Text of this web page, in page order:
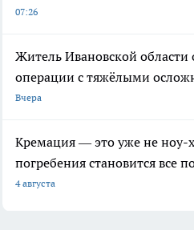
07:26
Житель Ивановской области
операции с тяжёлыми
Вчера
Кремация — это уже не ноу-
погребения становится все
4 августа